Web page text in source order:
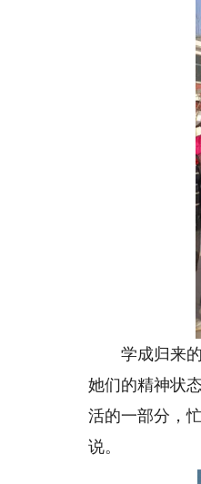
学成归来的
她们的精神状
活的一部分，
说。